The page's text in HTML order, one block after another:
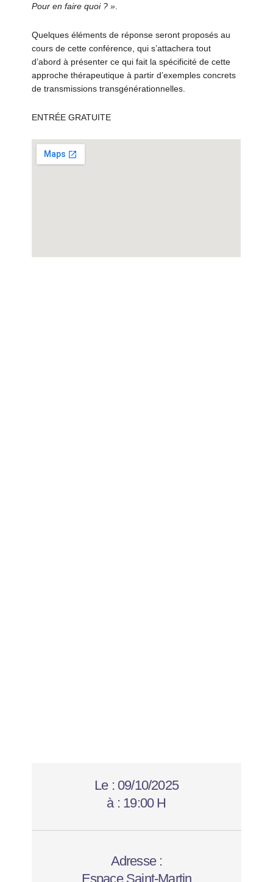
Pour en faire quoi ? »
Quelques éléments de réponse seront proposés au
cours de cette conférence, qui s’attachera tout
d’abord à présenter ce qui fait la spécificité de cette
approche thérapeutique à partir d’exemples concrets
de transmissions transgénérationnelles.
ENTRÉE GRATUITE
Le : 09/10/2025
à : 19:00 H
Adresse :
Espace Saint-Martin